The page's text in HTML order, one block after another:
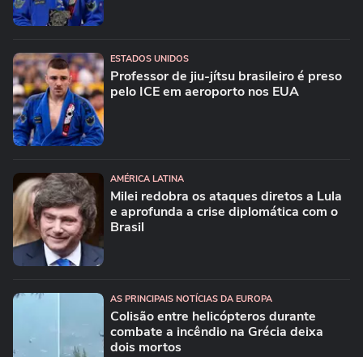
ESTADOS UNIDOS
Professor de jiu-jítsu brasileiro é preso
pelo ICE em aeroporto nos EUA
AMÉRICA LATINA
Milei redobra os ataques diretos a Lula
e aprofunda a crise diplomática com o
Brasil
AS PRINCIPAIS NOTÍCIAS DA EUROPA
Colisão entre helicópteros durante
combate a incêndio na Grécia deixa
dois mortos